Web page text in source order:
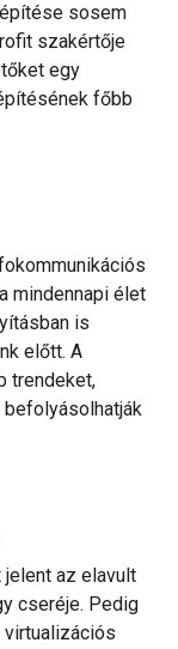
sosem
szakértője
egy
főbb
mindennapi élet
is
előtt. A
trendeket,
az elavult
cseréje. Pedig
virtualizációs